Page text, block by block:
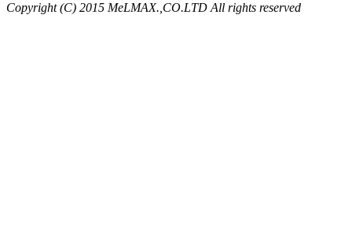
Copyright (C) 2015 MeLMAX.,CO.LTD All rights reserved